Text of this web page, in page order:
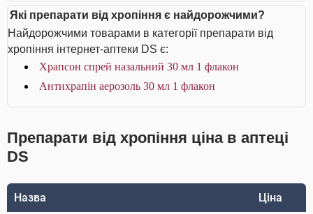
Які препарати від хропіння є найдорожчими?
Найдорожчими товарами в категорії препарати від
хропіння інтернет-аптеки DS є:
Храпсон спрей назальний 30 мл 1 флакон
Антихрапін аерозоль 30 мл 1 флакон
Препарати від хропіння ціна в аптеці
DS
Назва Ціна